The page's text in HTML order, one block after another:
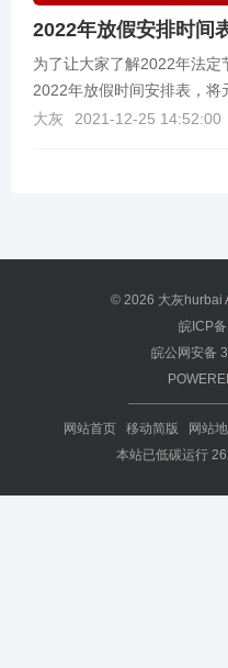
2022年放假安排时间
为了让大家了解2022年法定
2022年放假时间安排表，将
国庆以及劳动节整理了一下
大灰 2021-12-25 14:52:00
© 2026 大灰hurbai
皖ICP
皖公网安备
网站首页 移动简版 网站
本站已低碳运行